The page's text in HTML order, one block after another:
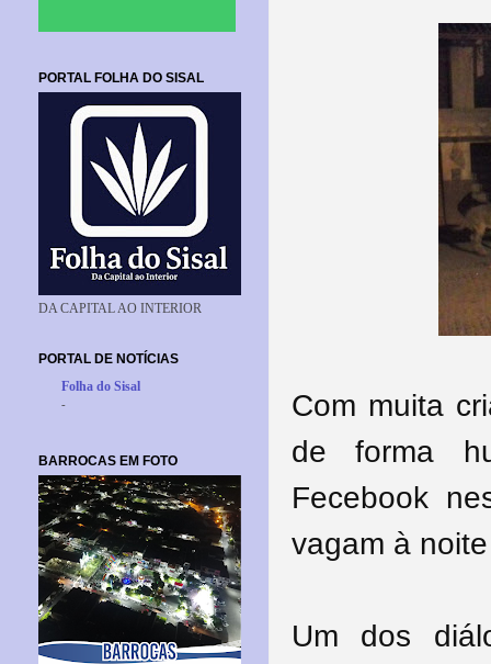
Com muita
de forma
Fecebook
vagam à
Um dos
PORTAL FOLHA DO SISAL
DA CAPITAL AO INTERIOR
PORTAL DE NOTÍCIAS
Folha do Sisal
-
BARROCAS EM FOTO